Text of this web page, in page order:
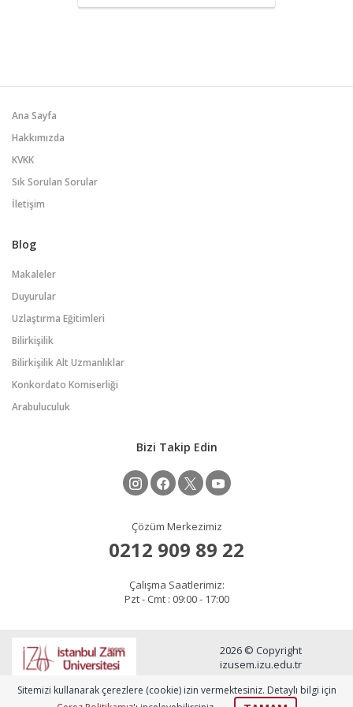
Eğitim müfredatı, finansal tablolar
Ana Sayfa
Hakkımızda
KVKK
Sık Sorulan Sorular
İletişim
Blog
Makaleler
Duyurular
Uzlaştırma Eğitimleri
Bilirkişilik
Bilirkişilik Alt Uzmanlıklar
Konkordato Komiserliği
Arabuluculuk
Bizi Takip Edin
Çözüm Merkezimiz
0212 909 89 22
Çalışma Saatlerimiz:
Pzt - Cmt : 09:00 - 17:00
2026 © Copyright
izusem.izu.edu.tr
Sitemizi kullanarak çerezlere (cookie) izin vermektesiniz. Detaylı bilgi için